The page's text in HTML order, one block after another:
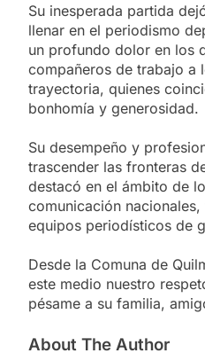
Su inesperada partida
llenar en el periodismo
un profundo dolor en los
compañeros de trabajo a
trayectoria, quienes
bonhomía y generosidad.
Su desempeño y
trascender las fronteras
destacó en el ámbito de
comunicación
equipos periodísticos de
Desde la Comuna de
este medio nuestro
pésame a su familia,
About The Author